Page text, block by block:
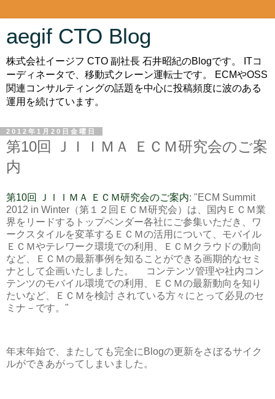
aegif CTO Blog
株式会社イージフ CTO 副社長 石井昭紀のBlogです。 ITコ
ーディネータで、移動式クレーン運転士です。 ECMやOSS
関連コンサルティングの話題を中心に投稿頻度に波のある
運用を続けています。
2012年1月20日金曜日
第10回 ＪＩＩＭＡ ＥＣＭ研究会のご案
内
第10回 ＪＩＩＭＡ ＥＣＭ研究会のご案内: "ECM Summit
2012 in Winter（第１２回ＥＣＭ研究会）は、国内ＥＣＭ業
界をリードするトップベンダー各社にご参集いただき、ワ
ークスタイルを変革するＥＣＭの活用について、モバイル
ＥＣＭやテレワーク環境での利用、ＥＣＭクラウドの動向
など、ＥＣＭの最新事例を知ることができる画期的なセミ
ナとして企画いたしました。 コンテンツ管理や社内コン
テンツのモバイル環境での利用、ＥＣＭの最新動向を知り
たいなど、ＥＣＭを検討 されている方々にとって必見のセ
ミナ－です。"
年末年始で、またしても完全にBlogの更新をさぼるサイク
ルができあがってしまいました。